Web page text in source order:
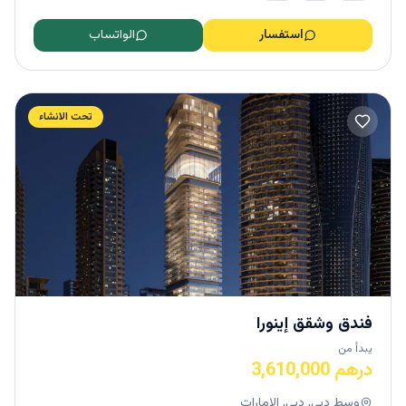
الصالات الرياضية وحمامات السباحة والمقاهي والمطاعم
الفاخرة، وما إلى ذلك. وتشتهر
فلل الشارقة المعروضة للبيع
من شركة أرادَ للتطوير العقاري بجودتها العالية.
شقق مسك، شقق أنيقة من أرادَ للتطوير
العقاري
شقق مسك من أرادَ للتطوير العقاري
هي مجموعة من
الشقق الفخمة المكونة من غرفة وغرفتين وثلاث غرف نوم
بالإضافة إلى بنتهاوس كبير في حي الجادة في الشارقة، وتقع
في مبنى مكون من تسعة طوابق. وتضم هذه الشقق مناطق
معيشة وديكورات داخلية بتشطيبات معاصرة، وهي مثالية
للعائلات التي لديها أطفال أو حتى الأزواج لأنها تأتي في
لك، فإن الحي محاط أيضًا بعدد كبير من المطاعم وأماكن
الترفيه ومحلات التجزئة. كما توفر شقق مسك بنتهاوس
رائعة من منازل من غرفة نوم واحدة أو غرفتين أو ثلاث
غرف نوم. تحقق من
استفسار الواتساب
تحت الانشاء
فندق وشقق إينورا
يبدأ من
درهم 3,610,000